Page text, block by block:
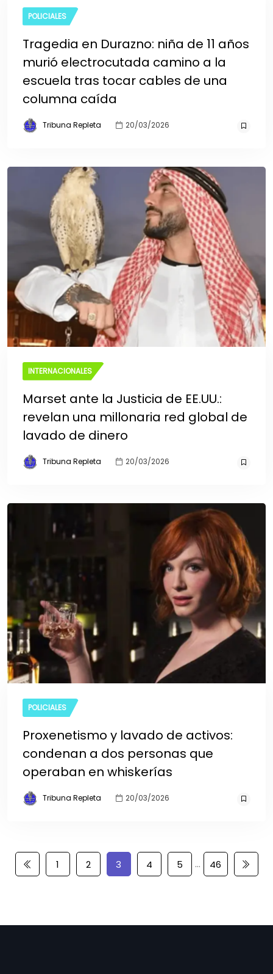
POLICIALES
Tragedia en Durazno: niña de 11 años
murió electrocutada camino a la
escuela tras tocar cables de una
columna caída
Tribuna Repleta 20/03/2026
INTERNACIONALES
Marset ante la Justicia de EE.UU.:
revelan una millonaria red global de
lavado de dinero
Tribuna Repleta 20/03/2026
POLICIALES
Proxenetismo y lavado de activos:
condenan a dos personas que
operaban en whiskerías
Tribuna Repleta 20/03/2026
1 2 3 4 5 … 46